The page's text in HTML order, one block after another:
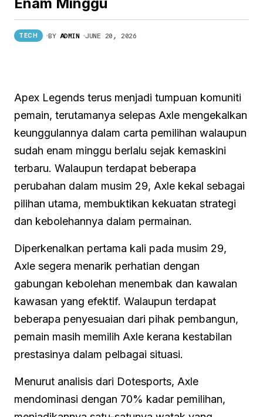
TECH BY ADMIN JUNE 20, 2026
Apex Legends terus menjadi tumpuan komuniti
pemain, terutamanya selepas Axle mengekalkan
keunggulannya dalam carta pemilihan walaupun
sudah enam minggu berlalu sejak kemaskini
terbaru. Walaupun terdapat beberapa
perubahan dalam musim 29, Axle kekal sebagai
pilihan utama, membuktikan kekuatan strategi
dan kebolehannya dalam permainan.
Diperkenalkan pertama kali pada musim 29,
Axle segera menarik perhatian dengan
gabungan kebolehan menembak dan kawalan
kawasan yang efektif. Walaupun terdapat
beberapa penyesuaian dari pihak pembangun,
pemain masih memilih Axle kerana kestabilan
prestasinya dalam pelbagai situasi.
Menurut analisis dari Dotesports, Axle
mendominasi dengan 70% kadar pemilihan,